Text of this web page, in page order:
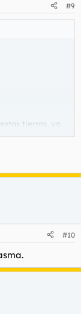
#9
tierras, yo
#10